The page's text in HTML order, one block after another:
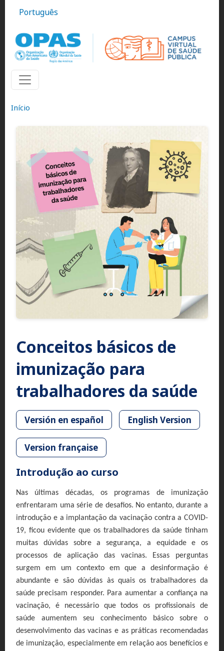
Português
Início
Conceitos básicos de
imunização para
trabalhadores da saúde
Versión en español English Version
Version française
Introdução ao curso
Nas últimas décadas, os programas de imunização
enfrentaram uma série de desafios. No entanto, durante a
introdução e a implantação da vacinação contra a COVID-
19, ficou evidente que os trabalhadores da saúde tinham
muitas dúvidas sobre a segurança, a equidade e os
processos de aplicação das vacinas. Essas perguntas
surgem em um contexto em que a desinformação é
abundante e são dúvidas às quais os trabalhadores da
saúde precisam responder. Para aumentar a confiança na
vacinação, é necessário que todos os profissionais de
saúde aumentem seu conhecimento básico sobre o
desenvolvimento das vacinas e as práticas recomendadas
de imunização, especialmente em relação aos benefícios e